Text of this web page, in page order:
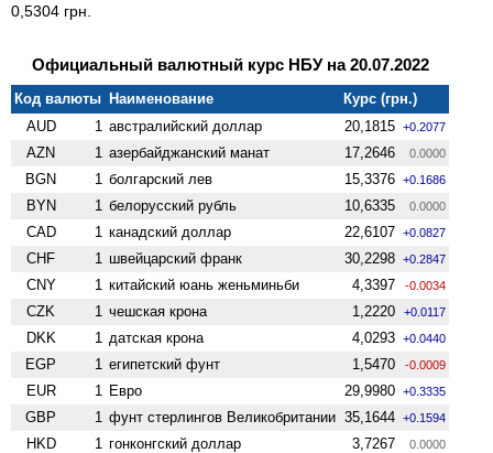
0,5304 грн.
Официальный валютный курс НБУ на 20.07.2022
Код валюты Наименование
Курс (грн.)
AUD
1 австралийский доллар 20,1815 +0.2077
AZN 1 азербайджанский манат 17,2646 0.0000
BGN 1 болгарский лев 15,3376 +0.1686
BYN 1 белорусский рубль 10,6335 0.0000
CAD 1 канадский доллар 22,6107 +0.0827
CHF 1 швейцарский франк 30,2298 +0.2847
CNY 1 китайский юань женьминьби 4,3397 -0.0034
CZK 1 чешская крона 1,2220 +0.0117
DKK 1 датская крона 4,0293 +0.0440
EGP 1 египетский фунт 1,5470 -0.0009
EUR 1 Евро 29,9980 +0.3335
GBP 1 фунт стерлингов Велико­британии 35,1644 +0.1594
HKD 1 гонконгский доллар 3,7267 0.0000